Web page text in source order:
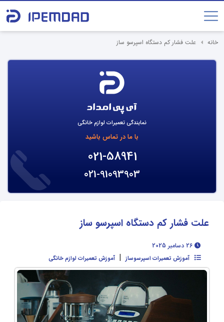
خانه علت فشار کم دستگاه اسپرسو ساز
نمایندگی تعمیرات لوازم خانگی
با ما در تماس باشید
021-58941
021-91093903
علت فشار کم دستگاه اسپرسو ساز
آموزش تعمیرات اسپرسوساز | آموزش تعمیرات لوازم خانگی